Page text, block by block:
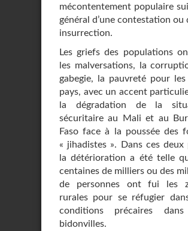
mécontentement populaire
général d’une contestation ou
insurrection.
Les griefs des populations
les malversations, la
gabegie, la pauvreté pour
pays, avec un accent
la dégradation de la
sécuritaire au Mali et au
Faso face à la poussée des
« jihadistes ». Dans ces deux
la détérioration a été telle
centaines de milliers ou des
de personnes ont fui les
rurales pour se réfugier
conditions précaires
bidonvilles.